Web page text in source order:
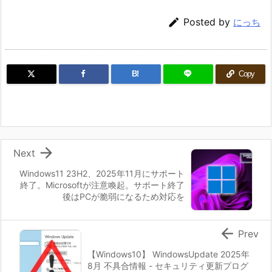
 Posted by にっち
B! Copy
Windows11 23H2、2025年11月にサポート
終了。Microsoftが注意喚起。サポート終了
後はPCが脆弱になるため対応を

Next
【Windows10】 WindowsUpdate 2025年
8月 不具合情報 - セキュリティ更新プログ
 Prev